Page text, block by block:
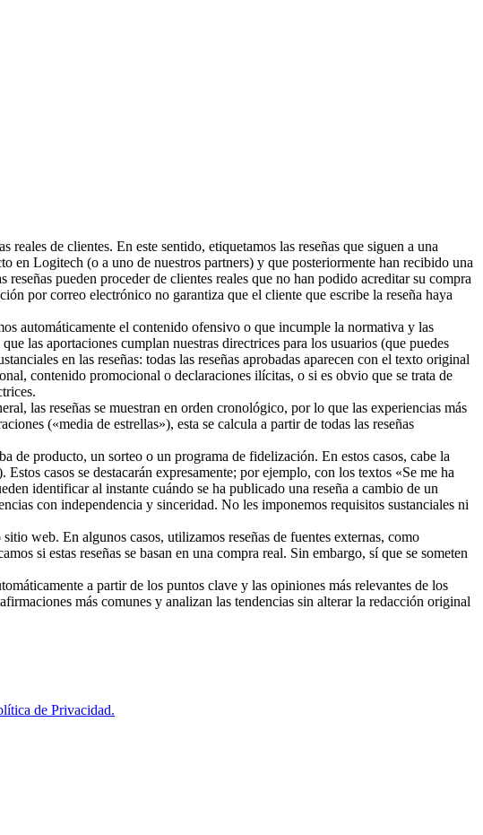
reales de clientes. En este sentido, etiquetamos las reseñas que siguen a una
en Logitech (o a uno de nuestros partners) y que posteriormente han recibido una
pueden proceder de clientes reales que no han podido acreditar su compra
por correo electrónico no garantiza que el cliente que escribe la reseña haya
automáticamente el contenido ofensivo o que incumple la normativa y las
las aportaciones cumplan nuestras directrices para los usuarios (que puedes
en las reseñas: todas las reseñas aprobadas aparecen con el texto original
contenido promocional o declaraciones ilícitas, o si es obvio que se trata de
las reseñas se muestran en orden cronológico, por lo que las experiencias más
(«media de estrellas»), esta se calcula a partir de todas las reseñas
de producto, un sorteo o un programa de fidelización. En estos casos, cabe la
casos se destacarán expresamente; por ejemplo, con los textos «Se me ha
identificar al instante cuándo se ha publicado una reseña a cambio de un
con independencia y sinceridad. No les imponemos requisitos sustanciales ni
web. En algunos casos, utilizamos reseñas de fuentes externas, como
si estas reseñas se basan en una compra real. Sin embargo, sí que se someten
a partir de los puntos clave y las opiniones más relevantes de los
más comunes y analizan las tendencias sin alterar la redacción original
de Privacidad.